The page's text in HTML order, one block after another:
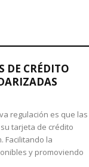
DE CRÉDITO
regulación es que las
tarjeta de crédito
Facilitando la
y promoviendo